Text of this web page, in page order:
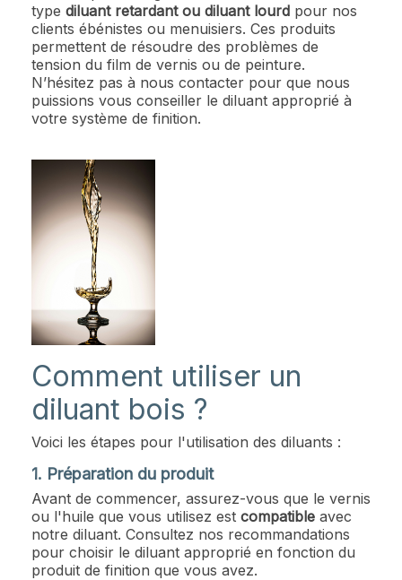
type diluant retardant ou diluant lourd pour nos
clients ébénistes ou menuisiers. Ces produits
permettent de résoudre des problèmes de
tension du film de vernis ou de peinture.
N’hésitez pas à nous contacter pour que nous
puissions vous conseiller le diluant approprié à
votre système de finition.
Comment utiliser un
diluant bois ?
Voici les étapes pour l'utilisation des diluants :
1. Préparation du produit
Avant de commencer, assurez-vous que le vernis
ou l'huile que vous utilisez est compatible avec
notre diluant. Consultez nos recommandations
pour choisir le diluant approprié en fonction du
produit de finition que vous avez.